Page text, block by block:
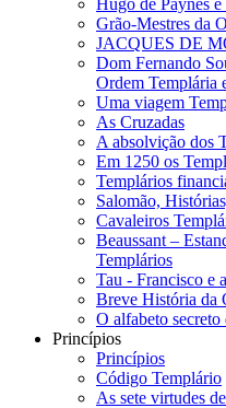
Grão-Mestres da
JACQUES DE
Dom Fernando
Ordem Templária
Uma viagem
As Cruzadas
A absolvição dos
Em 1250 os
Templários
Salomão,
Cavaleiros
Beaussant –
Templários
Tau - Francisco e
Breve História da
O alfabeto
Princípios
Princípios
Código Templário
As sete virtudes